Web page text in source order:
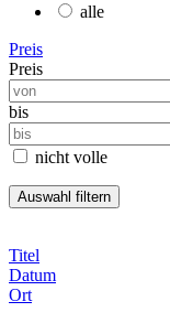
alle
Preis
Preis
bis
nicht volle
Titel
Datum
Ort